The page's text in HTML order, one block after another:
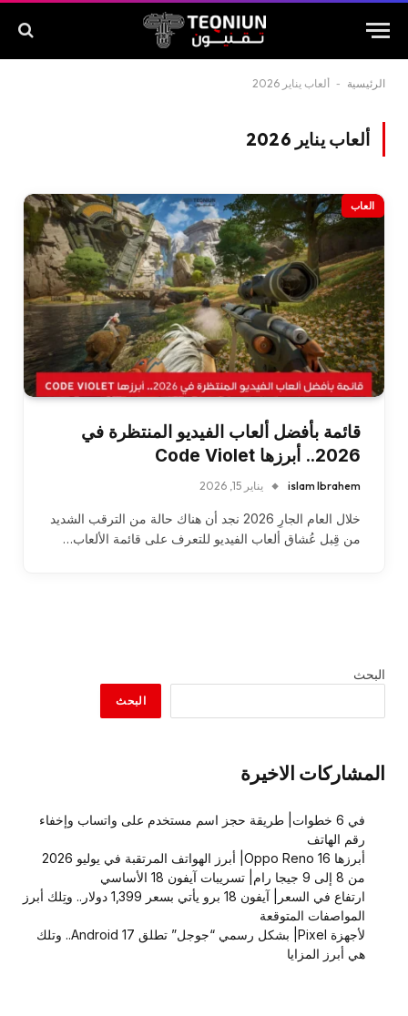
الرئيسية - ألعاب يناير 2026
ألعاب يناير 2026
العاب
قائمة بأفضل ألعاب الفيديو المنتظرة في
2026.. أبرزها Code Violet
islam Ibrahem يناير 15, 2026
خلال العام الجارِ 2026 نجد أن هناك حالة من الترقب الشديد
من قِبل عُشاق ألعاب الفيديو للتعرف على قائمة الألعاب…
البحث
البحث
المشاركات الاخيرة
في 6 خطوات| طريقة حجز اسم مستخدم على واتساب وإخفاء
رقم الهاتف
أبرزها Oppo Reno 16| أبرز الهواتف المرتقبة في يوليو 2026
من 8 إلى 9 جيجا رام| تسريبات آيفون 18 الأساسي
ارتفاع في السعر| آيفون 18 برو يأتي بسعر 1,399 دولار.. وتِلك أبرز
المواصفات المتوقعة
لأجهزة Pixel| بشكل رسمي “جوجل” تطلق Android 17.. وتلك
هي أبرز المزايا